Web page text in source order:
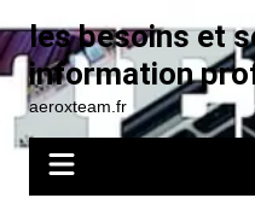
au
contenu
les besoins et
information
aeroxteam.fr